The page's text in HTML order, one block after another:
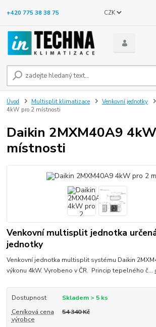
CZK
+420 775 38 38 75
Úvod Multisplit klimatizace Venkovní jednotky
4kW pro 2 místnosti
Daikin 2MXM40A9
místnosti
Venkovní multisplit jednotka
jednotky
Venkovní jednotka multisplit systému Daikin
výkonu 4kW. Vyrobeno v ČR. Princip tepelného č...
Dostupnost
Skladem > 5 ks
Ceníková cena
výrobce
54 340 Kč